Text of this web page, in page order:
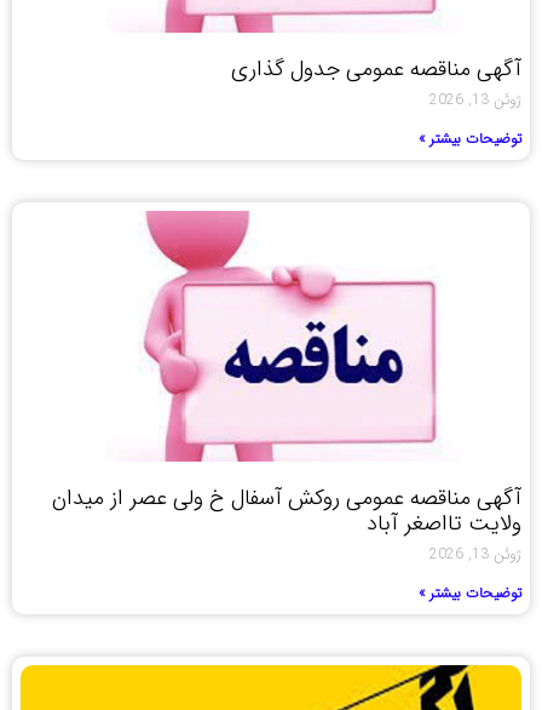
آگهی مناقصه عمومی جدول گذاری
ژوئن 13, 2026
توضیحات بیشتر »
آگهی مناقصه عمومی روکش آسفال خ ولی عصر از میدان
ولایت تااصغر آباد
ژوئن 13, 2026
توضیحات بیشتر »